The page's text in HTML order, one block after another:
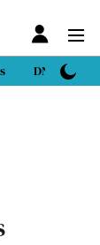
DN Sport